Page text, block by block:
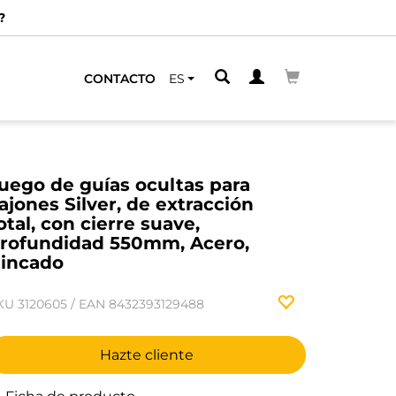
CONTACTO ES
de guías ocultas para
Silver, de extracción
con cierre suave,
550mm, Acero,
3120605 / EAN 8432393129488
Hazte cliente